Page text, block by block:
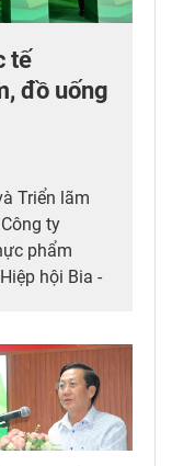
tế
đồ uống
Triển lãm
ty
phẩm
hội Bia -
đồ uống
bì
2026).